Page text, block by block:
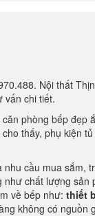
Nội thất
vấn chi tiết.
căn phòng bếp đẹp
thấy, phụ kiện
cầu mua sắm,
chất lượng
về bếp như: thiết
không có nguồn